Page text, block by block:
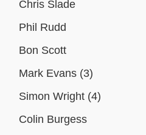
Chris Slade
Phil Rudd
Bon Scott
Mark Evans (3)
Simon Wright (4)
Colin Burgess